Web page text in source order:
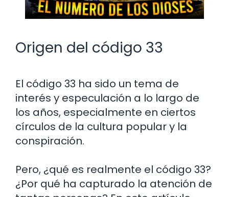
Origen del código 33
El código 33 ha sido un tema de
interés y especulación a lo largo de
los años, especialmente en ciertos
círculos de la cultura popular y la
conspiración.
Pero, ¿qué es realmente el código 33?
¿Por qué ha capturado la atención de